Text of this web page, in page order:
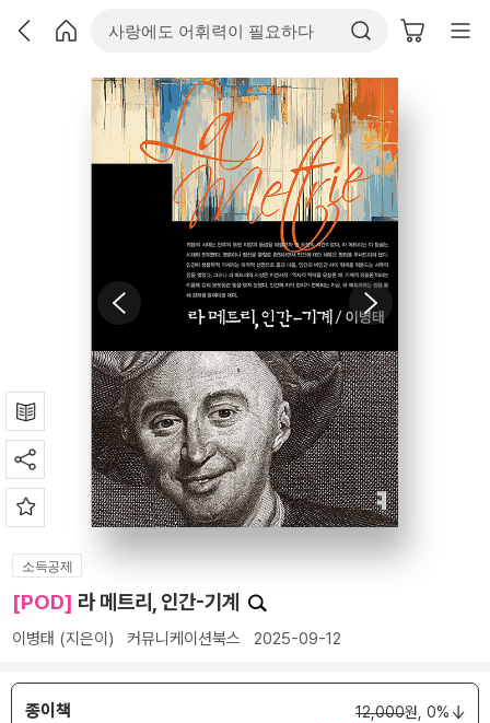
소득공제
[POD] 라 메트리, 인간-기계
이병태 (지은이) 커뮤니케이션북스 2025-09-12
종이책 12,000원, 0%